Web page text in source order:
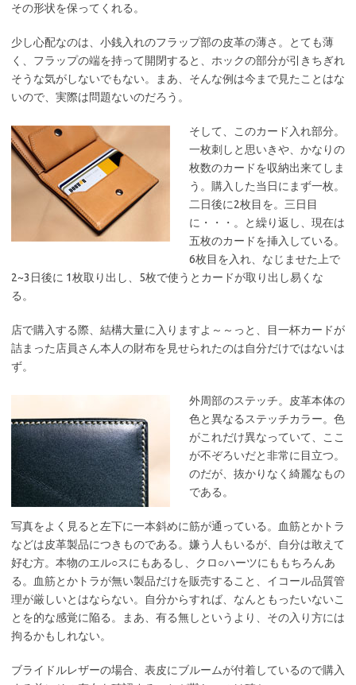
その形状を保ってくれる。
少し心配なのは、小銭入れのフラップ部の皮革の薄さ。とても薄
く、フラップの端を持って開閉すると、ホックの部分が引きちぎれ
そうな気がしないでもない。まあ、そんな例は今まで見たことはな
いので、実際は問題ないのだろう。
そして、このカード入れ部分。
一枚刺しと思いきや、かなりの
枚数のカードを収納出来てしま
う。購入した当日にまず一枚。
二日後に2枚目を。三日目
に・・・。と繰り返し、現在は
五枚のカードを挿入している。
6枚目を入れ、なじませた上で
2~3日後に 1枚取り出し、5枚で使うとカードが取り出し易くな
る。
店で購入する際、結構大量に入りますよ～～っと、目一杯カードが
詰まった店員さん本人の財布を見せられたのは自分だけではないは
ず。
外周部のステッチ。皮革本体の
色と異なるステッチカラー。色
がこれだけ異なっていて、ここ
が不ぞろいだと非常に目立つ。
のだが、抜かりなく綺麗なもの
である。
写真をよく見ると左下に一本斜めに筋が通っている。血筋とかトラ
などは皮革製品につきものである。嫌う人もいるが、自分は敢えて
好む方。本物のエル○スにもあるし、クロ○ハーツにももちろんあ
る。血筋とかトラが無い製品だけを販売すること、イコール品質管
理が厳しいとはならない。自分からすれば、なんともったいないこ
とを的な感覚に陥る。まあ、有る無しというより、その入り方には
拘るかもしれない。
ブライドルレザーの場合、表皮にブルームが付着しているので購入